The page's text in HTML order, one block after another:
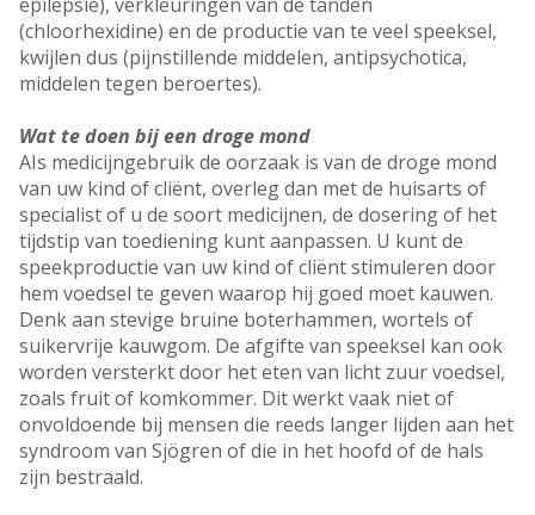
(chloorhexidine) en de productie van te veel speeksel,
kwijlen dus (pijnstillende middelen, antipsychotica,
middelen tegen beroertes).
Wat te doen bij een droge mond
AIs medicijngebruik de oorzaak is van de droge mond
van uw kind of cliënt, overleg dan met de huisarts of
specialist of u de soort medicijnen, de dosering of het
tijdstip van toediening kunt aanpassen. U kunt de
speekproductie van uw kind of cliënt stimuleren door
hem voedsel te geven waarop hij goed moet kauwen.
Denk aan stevige bruine boterhammen, wortels of
suikervrije kauwgom. De afgifte van speeksel kan ook
worden versterkt door het eten van licht zuur voedsel,
zoals fruit of komkommer. Dit werkt vaak niet of
onvoldoende bij mensen die reeds langer lijden aan het
syndroom van Sjögren of die in het hoofd of de hals
zijn bestraald.